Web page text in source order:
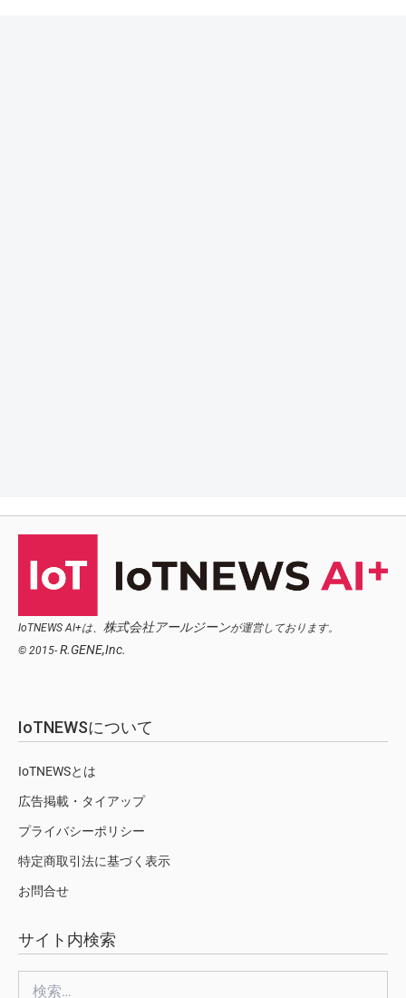
IoTNEWS AI+は、 株式会社アールジーンが運営しております。
© 2015- R.GENE,Inc.
IoTNEWSについて
IoTNEWSとは
広告掲載・タイアップ
プライバシーポリシー
特定商取引法に基づく表示
お問合せ
サイト内検索